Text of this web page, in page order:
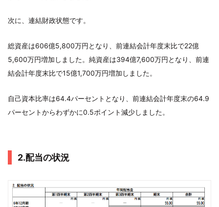
次に、連結財政状態です。
総資産は606億5,800万円となり、前連結会計年度末比で22億
5,600万円増加しました。純資産は394億7,600万円となり、前連
結会計年度末比で15億1,700万円増加しました。
自己資本比率は64.4パーセントとなり、前連結会計年度末の64.9
パーセントからわずかに0.5ポイント減少しました。
2.配当の状況